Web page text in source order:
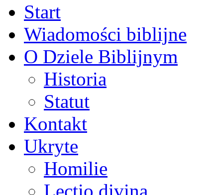
Start
Wiadomości biblijne
O Dziele Biblijnym
Historia
Statut
Kontakt
Ukryte
Homilie
Lectio divina